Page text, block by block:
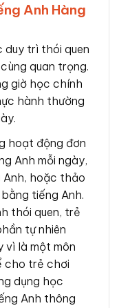
Anh Hàng
duy trì thói quen
quan trọng.
giờ học chính
hành thường
hoạt động đơn
Anh mỗi ngày,
Anh, hoặc thảo
tiếng Anh.
thói quen, trẻ
tự nhiên
vì là một môn
cho trẻ chơi
dụng học
Anh thông